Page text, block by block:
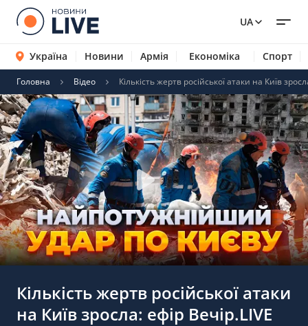
UA
Україна Новини Армія Економіка Спорт
Головна Відео Кількість жертв російської атаки на Київ
Кількість жертв російської атаки
на Київ зросла: ефір Вечір.LIVE